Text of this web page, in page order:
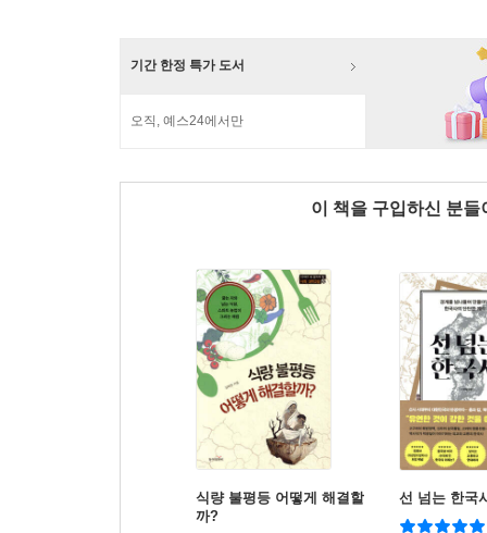
기간 한정 특가 도서
오직, 예스24에서만
이 책을 구입하신 분
식량 불평등 어떻게 해결할
까?
선 넘는 한국